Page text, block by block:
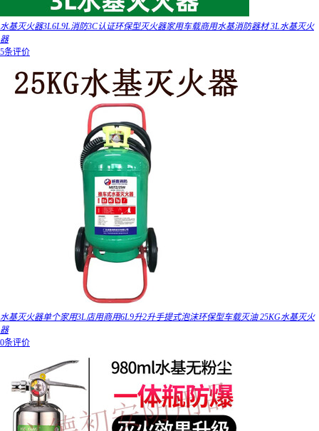
水基灭火器3L6L9L消防3C认证环保型灭火器家用车载商用水基消防器材 3L水基灭火
器
5条评价
水基灭火器单个家用3L店用商用6L9升2升手提式泡沫环保型车载灭油 25KG水基灭火
器
0条评价